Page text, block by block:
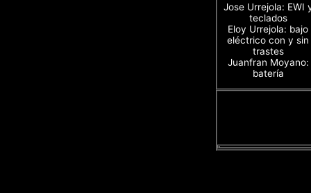
Jose Urrejola: EWI
teclados
Eloy Urrejola: bajo
eléctrico con y sin
trastes
Juanfran Moyano:
batería